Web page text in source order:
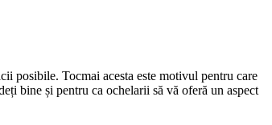
posibile. Tocmai acesta este motivul pentru care
bine și pentru ca ochelarii să vă oferă un aspect